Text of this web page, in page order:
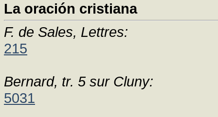
La oración cristiana
F. de Sales, Lettres:
215
Bernard, tr. 5 sur Cluny:
5031